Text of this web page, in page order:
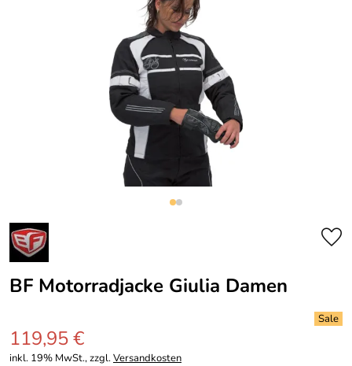
BF Motorradjacke Giulia Damen
119,95 €
inkl. 19% MwSt., zzgl.Versandkosten